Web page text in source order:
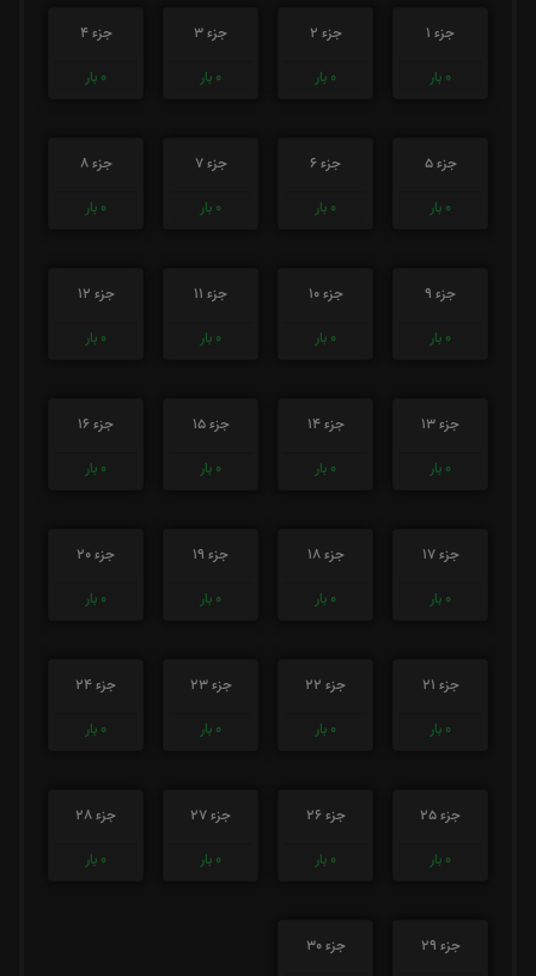
جزء 1
0 بار
جزء 2
0 بار
جزء 3
0 بار
جزء 4
0 بار
جزء 5
0 بار
جزء 6
0 بار
جزء 7
0 بار
جزء 8
0 بار
جزء 9
0 بار
جزء 10
0 بار
جزء 11
0 بار
جزء 12
0 بار
جزء 13
0 بار
جزء 14
0 بار
جزء 15
0 بار
جزء 16
0 بار
جزء 17
0 بار
جزء 18
0 بار
جزء 19
0 بار
جزء 20
0 بار
جزء 21
0 بار
جزء 22
0 بار
جزء 23
0 بار
جزء 24
0 بار
جزء 25
0 بار
جزء 26
0 بار
جزء 27
0 بار
جزء 28
0 بار
جزء 29
جزء 30